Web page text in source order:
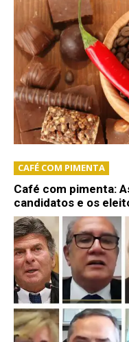
CAFÉ COM PIMENTA
Café com pimenta:
candidatos e os